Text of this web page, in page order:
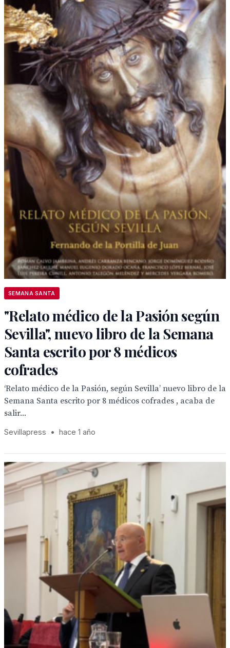
SEMANA SANTA
"Relato médico de la Pasión según
Sevilla", nuevo libro de la Semana
Santa escrito por 8 médicos
cofrades
‘Relato médico de la Pasión, según Sevilla’ nuevo libro de la
Semana Santa escrito por 8 médicos cofrades , acaba de
salir...
Sevillapress • hace 1 año